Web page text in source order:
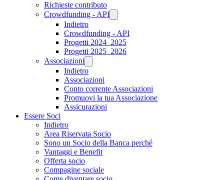
Richieste contributo
Crowdfunding - API
Indietro
Crowdfunding - API
Progetti 2024_2025
Progetti 2025_2026
Associazioni
Indietro
Associazioni
Conto corrente Associazioni
Promuovi la tua Associazione
Assicurazioni
Essere Soci
Indietro
Area Riservata Socio
Sono un Socio della Banca perché
Vantaggi e Benefit
Offerta socio
Compagine sociale